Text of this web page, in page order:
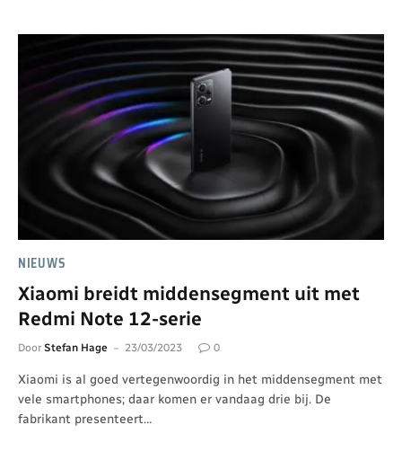
NIEUWS
Xiaomi breidt middensegment uit met
Redmi Note 12-serie
Door Stefan Hage 23/03/2023 0
Xiaomi is al goed vertegenwoordig in het middensegment met
vele smartphones; daar komen er vandaag drie bij. De
fabrikant presenteert…